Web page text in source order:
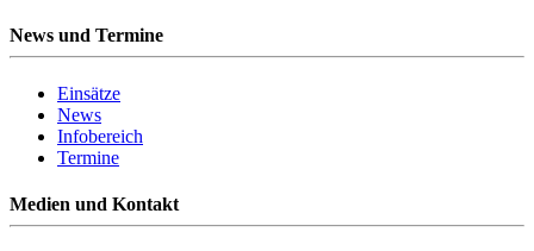
News und Termine
Einsätze
News
Infobereich
Termine
Medien und Kontakt